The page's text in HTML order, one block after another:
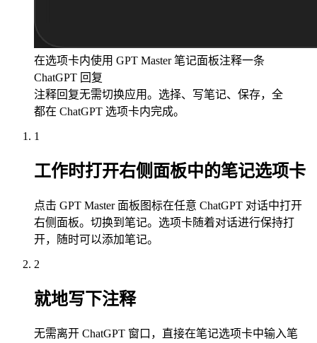
在选项卡内使用 GPT Master 笔记面板注释一条
ChatGPT 回复
注释回复无需切换应用。选择、写笔记、保存，全
都在 ChatGPT 选项卡内完成。
1
工作时打开右侧面板中的笔记选项卡
点击 GPT Master 面板图标在任意 ChatGPT 对话中打开
右侧面板。切换到笔记。选项卡随着对话进行保持打
开，随时可以添加笔记。
2
就地写下注释
无需离开 ChatGPT 窗口，直接在笔记选项卡中输入笔